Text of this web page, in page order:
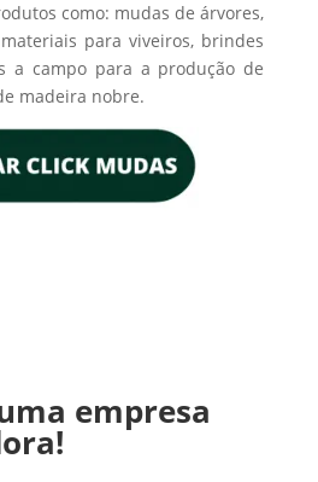
como: mudas de árvores,
para viveiros, brindes
a campo para a produção de
madeira nobre.
empresa